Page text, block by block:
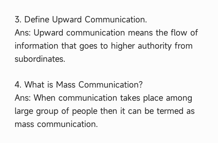
3. Define Upward Communication.
Ans: Upward communication means the flow of
information that goes to higher authority from
subordinates.
4. What is Mass Communication?
Ans: When communication takes place among
large group of people then it can be termed as
mass communication.